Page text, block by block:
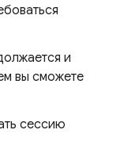
и
вы сможете
сессию